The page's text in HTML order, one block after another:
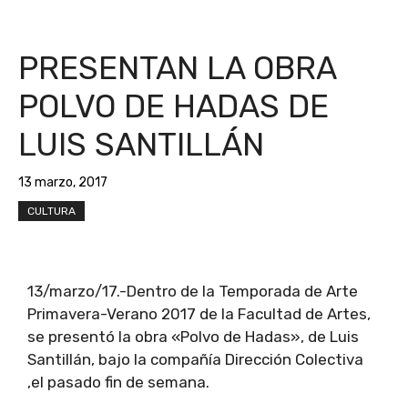
PRESENTAN LA OBRA
POLVO DE HADAS DE
LUIS SANTILLÁN
13 marzo, 2017
CULTURA
13/marzo/17.-Dentro de la Temporada de Arte
Primavera-Verano 2017 de la Facultad de Artes,
se presentó la obra «Polvo de Hadas», de Luis
Santillán, bajo la compañía Dirección Colectiva
,el pasado fin de semana.